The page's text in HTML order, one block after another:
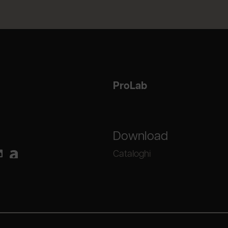
ProLab
Download
Cataloghi